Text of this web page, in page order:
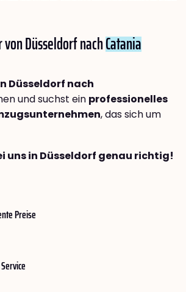
Düsseldorf nachCatania
Düsseldorf nach
und suchst ein professionelles
, das sich um
uns in Düsseldorf genau richtig!
Preise